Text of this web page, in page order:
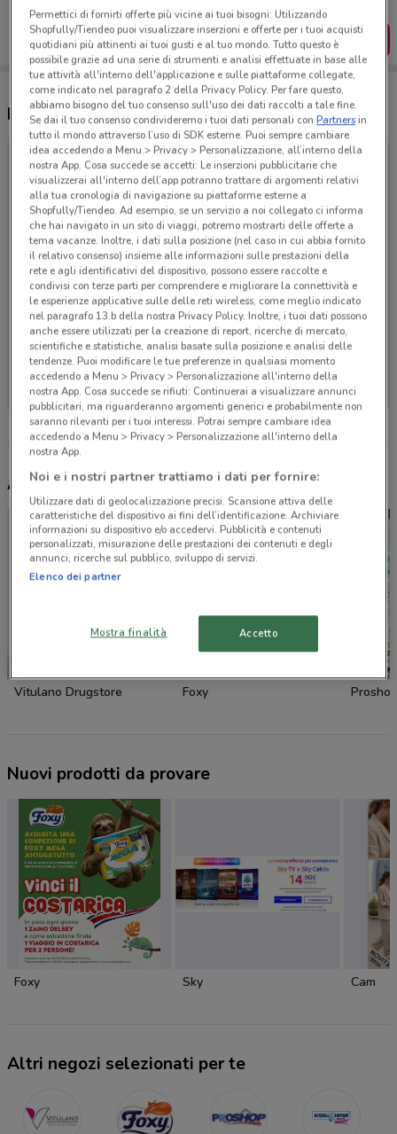
SCARICA L’APP
Negozi Notino a Corato
Non ci sono negozi nelle vicinanze
Altri volantini nelle vicinanze
Vitulano Drugstore Foxy Proshop
Nuovi prodotti da provare
Foxy Sky Cam
Altri negozi selezionati per te
Permettici di fornirti offerte più vicine ai tuoi bisogni: Utilizzando
Shopfully/Tiendeo puoi visualizzare inserzioni e offerte per i tuoi acquisti
quotidiani più attinenti ai tuoi gusti e al tuo mondo. Tutto questo è
possibile grazie ad una serie di strumenti e analisi effettuate in base alle
tue attività all'interno dell'applicazione e sulle piattaforme collegate,
come indicato nel paragrafo 2 della Privacy Policy. Per fare questo,
abbiamo bisogno del tuo consenso sull'uso dei dati raccolti a tale fine.
Se dai il tuo consenso condivideremo i tuoi dati personali conPartnersin
tutto il mondo attraverso l’uso di SDK esterne. Puoi sempre cambiare
idea accedendo a Menu > Privacy > Personalizzazione, all’interno della
nostra App. Cosa succede se accetti: Le inserzioni pubblicitarie che
visualizzerai all'interno dell’app potranno trattare di argomenti relativi
alla tua cronologia di navigazione su piattaforme esterne a
Shopfully/Tiendeo. Ad esempio, se un servizio a noi collegato ci informa
che hai navigato in un sito di viaggi, potremo mostrarti delle offerte a
tema vacanze. Inoltre, i dati sulla posizione (nel caso in cui abbia fornito
il relativo consenso) insieme alle informazioni sulle prestazioni della
rete e agli identificativi del dispositivo, possono essere raccolte e
condivisi con terze parti per comprendere e migliorare la connettività e
le esperienze applicative sulle delle reti wireless, come meglio indicato
nel paragrafo 13.b della nostra Privacy Policy. Inoltre, i tuoi dati possono
anche essere utilizzati per la creazione di report, ricerche di mercato,
scientifiche e statistiche, analisi basate sulla posizione e analisi delle
tendenze. Puoi modificare le tue preferenze in qualsiasi momento
accedendo a Menu > Privacy > Personalizzazione all'interno della
nostra App. Cosa succede se rifiuti: Continuerai a visualizzare annunci
pubblicitari, ma riguarderanno argomenti generici e probabilmente non
saranno rilevanti per i tuoi interessi. Potrai sempre cambiare idea
accedendo a Menu > Privacy > Personalizzazione all'interno della
nostra App.
Noi e i nostri partner trattiamo i dati per fornire:
Utilizzare dati di geolocalizzazione precisi. Scansione attiva delle
caratteristiche del dispositivo ai fini dell’identificazione. Archiviare
informazioni su dispositivo e/o accedervi. Pubblicità e contenuti
personalizzati, misurazione delle prestazioni dei contenuti e degli
annunci, ricerche sul pubblico, sviluppo di servizi.
Elenco dei partner
Mostra finalità Accetto